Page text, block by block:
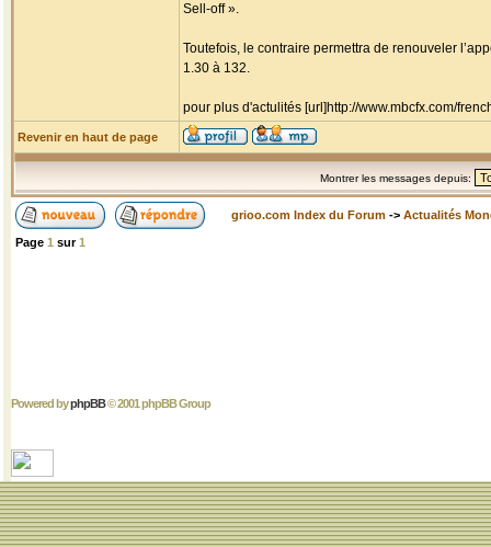
Sell-off ».
Toutefois, le contraire permettra de renouveler
1.30 à 132.
pour plus d'actulités [url]http://www.mbcfx.com/
Revenir en haut de page
Montrer les messages depuis:
grioo.com Index du Forum -> Actualités
Page 1 sur1
Powered byphpBB© 2001 phpBB Group